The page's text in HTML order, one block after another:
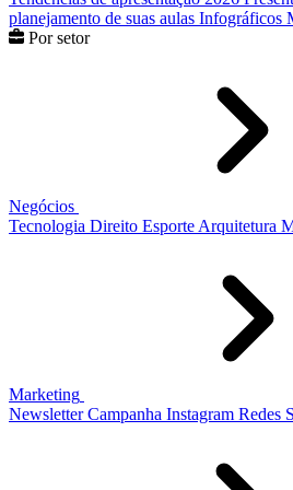
planejamento de suas aulas Infográficos
Por setor
Negócios
Tecnologia Direito Esporte Arquitetura
Marketing
Newsletter Campanha Instagram Redes